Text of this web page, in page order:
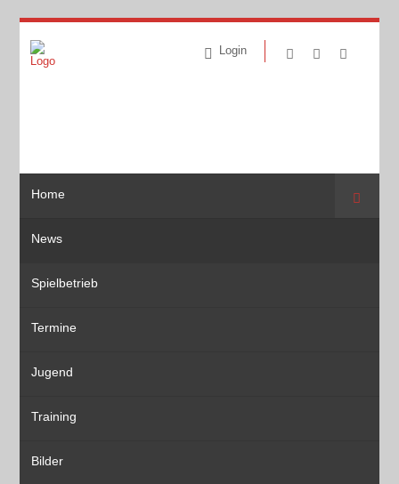
Login
Home
News
Spielbetrieb
Termine
Jugend
Training
Bilder
Suche